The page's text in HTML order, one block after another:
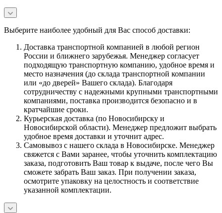
Выберите наиболее удобный для Вас способ доставки:
Доставка транспортной компанией в любой регион
России и ближнего зарубежья. Менеджер согласует
подходящую транспортную компанию, удобное время и
место назначения (до склада транспортной компании
или «до дверей» Вашего склада). Благодаря
сотрудничеству с надежными крупными транспортными
компаниями, поставка производится безопасно и в
кратчайшие сроки.
Курьерская доставка (по Новосибирску и
Новосибирской области). Менеджер предложит выбрать
удобное время доставки и уточнит адрес.
Самовывоз с нашего склада в Новосибирске. Менеджер
свяжется с Вами заранее, чтобы уточнить комплектацию
заказа, подготовить Ваш товар к выдаче, после чего Вы
сможете забрать Ваш заказ. При получении заказа,
осмотрите упаковку на целостность и соответствие
указанной комплектации.